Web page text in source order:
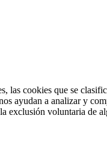
cookies que se
ayudan a analizar y
voluntaria de